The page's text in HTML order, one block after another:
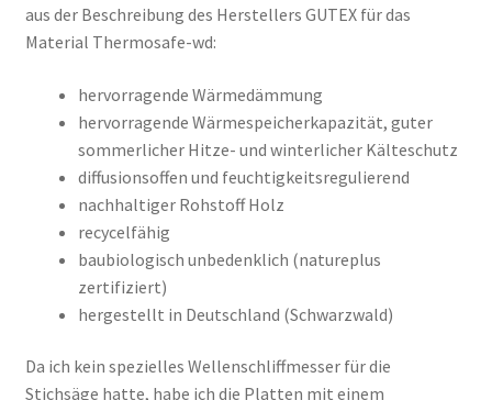
g
n
r
D
aus der Beschreibung des Herstellers GUTEX für das
Material Thermosafe-wd:
hervorragende Wärmedämmung
hervorragende Wärmespeicherkapazität, guter
sommerlicher Hitze- und winterlicher Kälteschutz
diffusionsoffen und feuchtigkeitsregulierend
nachhaltiger Rohstoff Holz
recycelfähig
baubiologisch unbedenklich (natureplus
zertifiziert)
hergestellt in Deutschland (Schwarzwald)
Da ich kein spezielles Wellenschliffmesser für die
Stichsäge hatte, habe ich die Platten mit einem